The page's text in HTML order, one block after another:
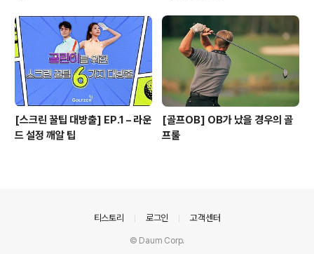
[스크린 꿀팁 대방출] EP.1 – 라운
드 설정 깨알 팁
[골프OB] OB가 났을 경우의 골
프룰
티스토리 로그인 고객센터
© Daum Corp.